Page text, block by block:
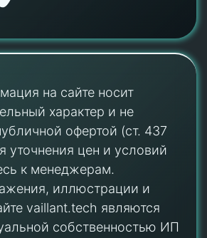
на сайте носит
характер и не
офертой (ст. 437
уточнения цен и условий
к менеджерам.
иллюстрации и
vaillant.tech являются
собственностью ИП